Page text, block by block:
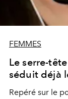
FEMMES
Le serre-
séduit déjà
Repéré sur le